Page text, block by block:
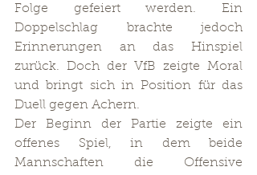
Folge gefeiert werden. Ein
Doppelschlag brachte jedoch
Erinnerungen an das Hinspiel
zurück. Doch der VfB zeigte Moral
und bringt sich in Position für das
Duell gegen Achern.
Der Beginn der Partie zeigte ein
offenes Spiel, in dem beide
Mannschaften die Offensive